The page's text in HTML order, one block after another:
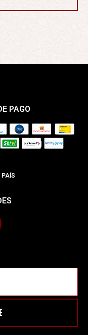
PAGO
PAÍS